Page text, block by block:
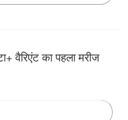
हाल ही में कोरोना से इनका
वैरिएंट का पहला मरीज